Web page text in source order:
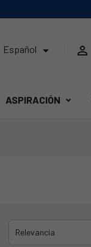
Español  
ASPIRACIÓN
Relevancia